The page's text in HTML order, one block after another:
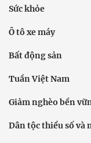
Sức khỏe
Ô tô xe máy
Bất động sản
Tuần Việt Nam
Giảm nghèo bền
Dân tộc thiểu số và